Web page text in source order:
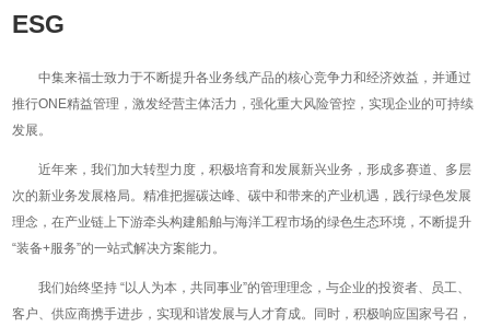
ESG
中集来福士致力于不断提升各业务线产品的核心竞争力和经济效益，并通过
推行ONE精益管理，激发经营主体活力，强化重大风险管控，实现企业的可持续
发展。
近年来，我们加大转型力度，积极培育和发展新兴业务，形成多赛道、多层
次的新业务发展格局。精准把握碳达峰、碳中和带来的产业机遇，践行绿色发展
理念，在产业链上下游牵头构建船舶与海洋工程市场的绿色生态环境，不断提升
“装备+服务”的一站式解决方案能力。
我们始终坚持 “以人为本，共同事业”的管理理念，与企业的投资者、员工、
客户、供应商携手进步，实现和谐发展与人才育成。同时，积极响应国家号召，